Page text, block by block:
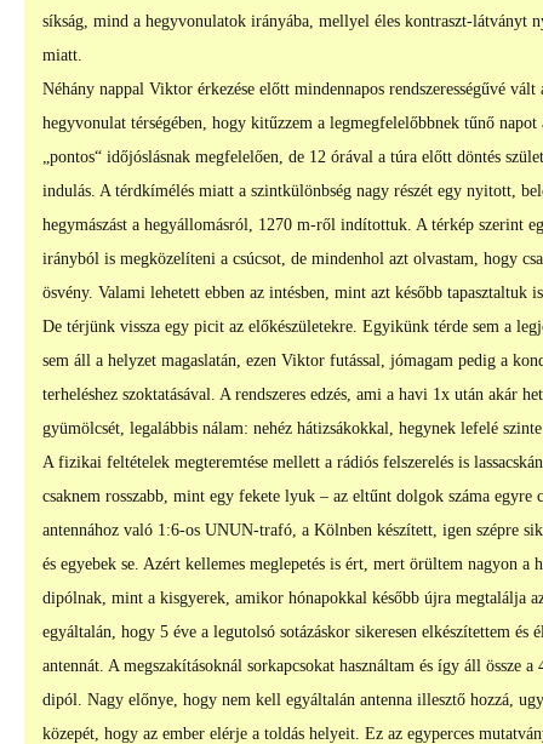
síkság, mind a hegyvonulatok irányába, mellyel éles kontraszt-látványt
miatt.
Néhány nappal Viktor érkezése előtt mindennapos rendszerességűvé
hegyvonulat térségében, hogy kitűzzem a legmegfelelőbbnek tűnő
„pontos“ időjóslásnak megfelelően, de 12 órával a túra előtt döntés
indulás. A térdkímélés miatt a szintkülönbség nagy részét egy nyitott,
hegymászást a hegyállomásról, 1270 m-ről indítottuk. A térkép szerint
irányból is megközelíteni a csúcsot, de mindenhol azt olvastam, hogy
ösvény. Valami lehetett ebben az intésben, mint azt később tapasztaltuk
De térjünk vissza egy picit az előkészületekre. Egyikünk térde sem a
sem áll a helyzet magaslatán, ezen Viktor futással, jómagam pedig a
terheléshez szoktatásával. A rendszeres edzés, ami a havi 1x után akár
gyümölcsét, legalábbis nálam: nehéz hátizsákokkal, hegynek lefelé
A fizikai feltételek megteremtése mellett a rádiós felszerelés is
csaknem rosszabb, mint egy fekete lyuk – az eltűnt dolgok száma egyre
antennához való 1:6-os UNUN-trafó, a Kölnben készített, igen szépre
és egyebek se. Azért kellemes meglepetés is ért, mert örültem nagyon a
dipólnak, mint a kisgyerek, amikor hónapokkal később újra megtalálja
egyáltalán, hogy 5 éve a legutolsó sotázáskor sikeresen elkészítettem és
antennát. A megszakításoknál sorkapcsokat használtam és így áll össze
dipól. Nagy előnye, hogy nem kell egyáltalán antenna illesztő hozzá,
közepét, hogy az ember elérje a toldás helyeit. Ez az egyperces